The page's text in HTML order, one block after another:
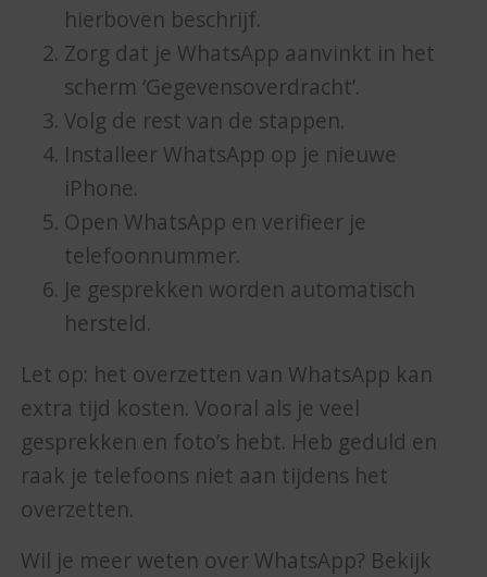
hierboven beschrijf.
Zorg dat je WhatsApp aanvinkt in het
scherm ‘Gegevensoverdracht’.
Volg de rest van de stappen.
Installeer WhatsApp op je nieuwe
iPhone.
Open WhatsApp en verifieer je
telefoonnummer.
Je gesprekken worden automatisch
hersteld.
Let op: het overzetten van WhatsApp kan
extra tijd kosten. Vooral als je veel
gesprekken en foto’s hebt. Heb geduld en
raak je telefoons niet aan tijdens het
overzetten.
Wil je meer weten over WhatsApp? Bekijk